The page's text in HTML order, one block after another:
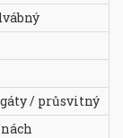
/ průsvitný